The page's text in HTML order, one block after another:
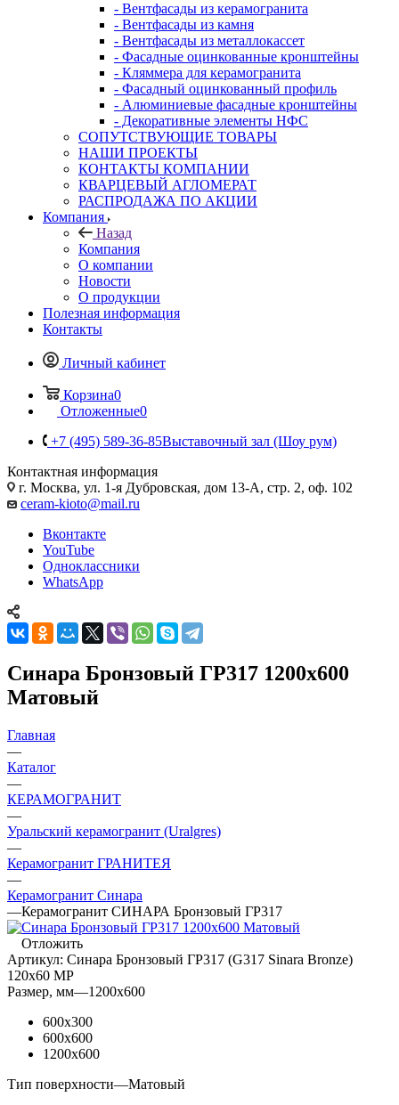
- Вентфасады из керамогранита
- Вентфасады из камня
- Вентфасады из металлокассет
- Фасадные оцинкованные кронштейны
- Кляммера для керамогранита
- Фасадный оцинкованный профиль
- Алюминиевые фасадные кронштейны
- Декоративные элементы НФС
СОПУТСТВУЮЩИЕ ТОВАРЫ
НАШИ ПРОЕКТЫ
КОНТАКТЫ КОМПАНИИ
КВАРЦЕВЫЙ АГЛОМЕРАТ
РАСПРОДАЖА ПО АКЦИИ
Компания
Назад
Компания
О компании
Новости
О продукции
Полезная информация
Контакты
Личный кабинет
Корзина0
Отложенные0
+7 (495) 589-36-85Выставочный зал (Шоу рум)
Контактная информация
г. Москва, ул. 1-я Дубровская, дом 13-А, стр. 2, оф. 102
ceram-kioto@mail.ru
Вконтакте
YouTube
Одноклассники
WhatsApp
Синара Бронзовый ГР317 1200x600
Матовый
Главная
—
Каталог
—
КЕРАМОГРАНИТ
—
Уральский керамогранит (Uralgres)
—
Керамогранит ГРАНИТЕЯ
—
Керамогранит Синара
—Керамогранит СИНАРА Бронзовый ГР317
Отложить
Артикул: Синара Бронзовый ГР317 (G317 Sinara Bronze)
120х60 МР
Размер, мм—1200x600
600x300
600x600
1200x600
Тип поверхности—Матовый